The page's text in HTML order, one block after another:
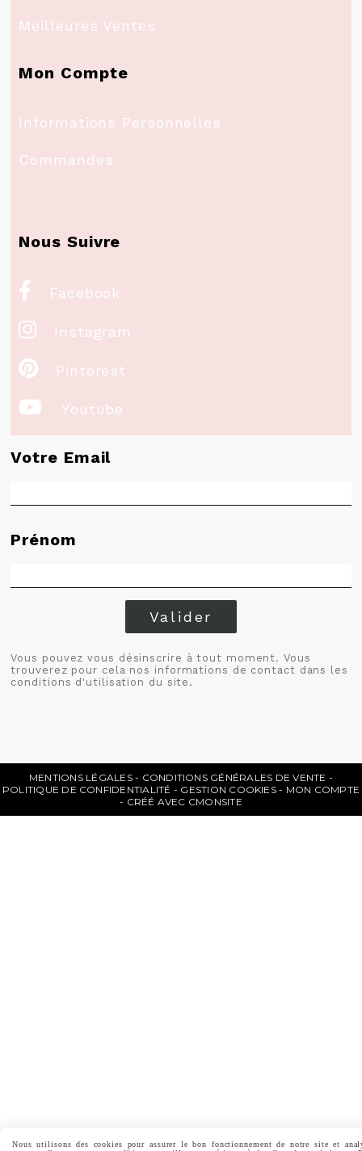
Meilleures Ventes
Mon Compte
Informations Personnelles
Commandes
Nous Suivre
 Facebook
 Instagram
 Pinterest
 Youtube
Votre Email
Prénom
Valider
Vous pouvez vous désinscrire à tout moment. Vous
trouverez pour cela nos informations de contact dans les
conditions d'utilisation du site.
MENTIONS LÉGALES
CONDITIONS GÉNÉRALES DE VENTE
POLITIQUE DE CONFIDENTIALITÉ
GESTION COOKIES
MON COMPTE
CRÉÉ AVEC CMONSITE
Nous utilisons des cookies pour assurer le bon fonctionnement de notre site et